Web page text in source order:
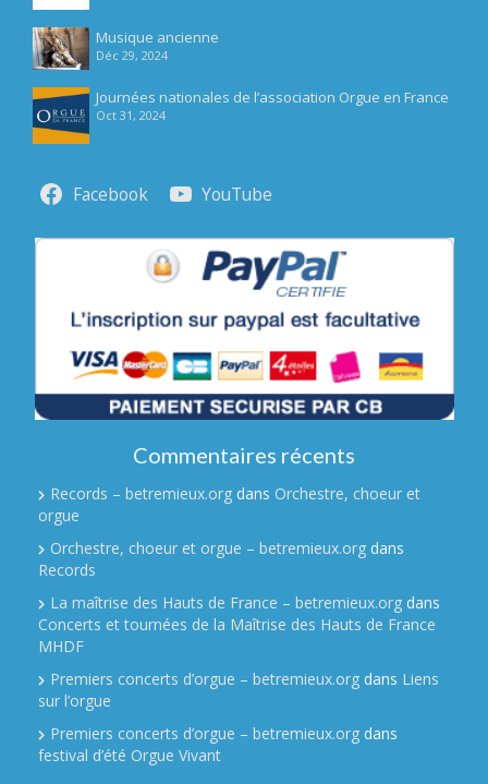
Musique ancienne
Déc 29, 2024
Journées nationales de l’association Orgue en France
Oct 31, 2024
Facebook YouTube
Commentaires récents
Records – betremieux.org dans Orchestre, choeur et
orgue
Orchestre, choeur et orgue – betremieux.org dans
Records
La maîtrise des Hauts de France – betremieux.org dans
Concerts et tournées de la Maîtrise des Hauts de France
MHDF
Premiers concerts d’orgue – betremieux.org dans Liens
sur l’orgue
Premiers concerts d’orgue – betremieux.org dans
festival d’été Orgue Vivant